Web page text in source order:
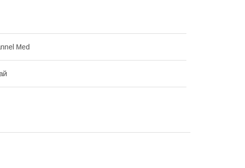
Med